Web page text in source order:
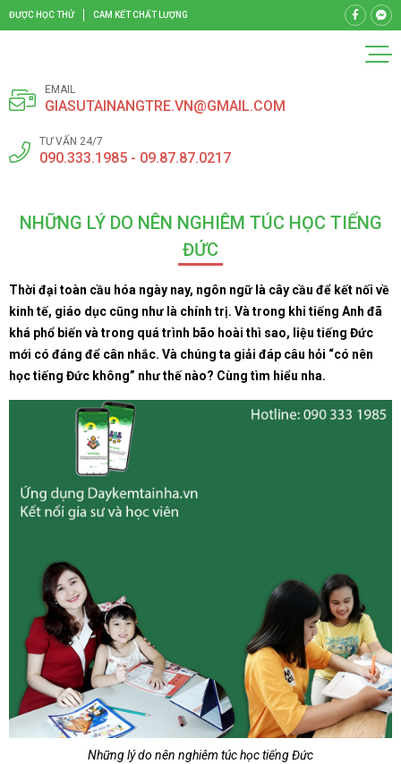
ĐƯỢC HỌC THỬ CAM KẾT CHẤT LƯỢNG
EMAIL
GIASUTAINANGTRE.VN@GMAIL.COM
TƯ VẤN 24/7
090.333.1985 - 09.87.87.0217
NHỮNG LÝ DO NÊN NGHIÊM TÚC HỌC TIẾNG
ĐỨC
Thời đại toàn cầu hóa ngày nay, ngôn ngữ là cây cầu để kết nối về
kinh tế, giáo dục cũng như là chính trị. Và trong khi tiếng Anh đã
khá phổ biến và trong quá trình bão hoài thì sao, liệu tiếng Đức
mới có đáng để cân nhắc. Và chúng ta giải đáp câu hỏi “có nên
học tiếng Đức không” như thế nào? Cùng tìm hiểu nha.
Những lý do nên nghiêm túc học tiếng Đức